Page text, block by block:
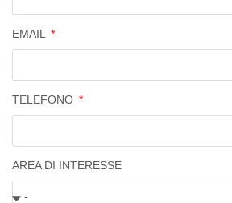
EMAIL
TELEFONO
AREA DI INTERESSE